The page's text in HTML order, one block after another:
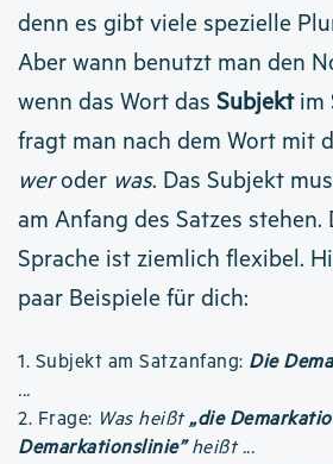
denn es gibt viele spezielle
Aber wann benutzt man den
wenn das Wort das Subjektim
fragt man nach dem Wort mit
weroder was. Das Subjekt
am Anfang des Satzes stehen.
Sprache ist ziemlich flexibel.
paar Beispiele für dich:
1. Subjekt am Satzanfang: Die
...
2. Frage: Was heißt„die
Demarkationslinie”heißt ...